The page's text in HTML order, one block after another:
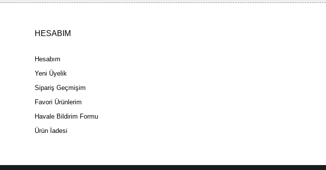
HESABIM
Hesabım
Yeni Üyelik
Sipariş Geçmişim
Favori Ürünlerim
Havale Bildirim Formu
Ürün İadesi